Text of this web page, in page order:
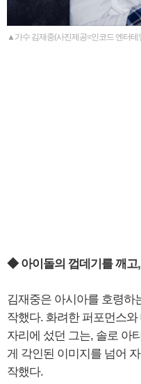
▲가수 김재중(사진제공=인코드 엔터테
◆ 아이돌의 껍데기를 깨고
김재중은 아시아를 호령하
작했다. 화려한 퍼포먼스
자리에 섰던 그는, 솔로 아
게 각인된 이미지를 넘어
작했다.